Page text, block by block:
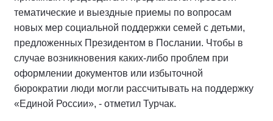
тематические и выездные приемы по вопросам
новых мер социальной поддержки семей с детьми,
предложенных Президентом в Послании. Чтобы в
случае возникновения каких-либо проблем при
оформлении документов или избыточной
бюрократии люди могли рассчитывать на поддержку
«Единой России», - отметил Турчак.